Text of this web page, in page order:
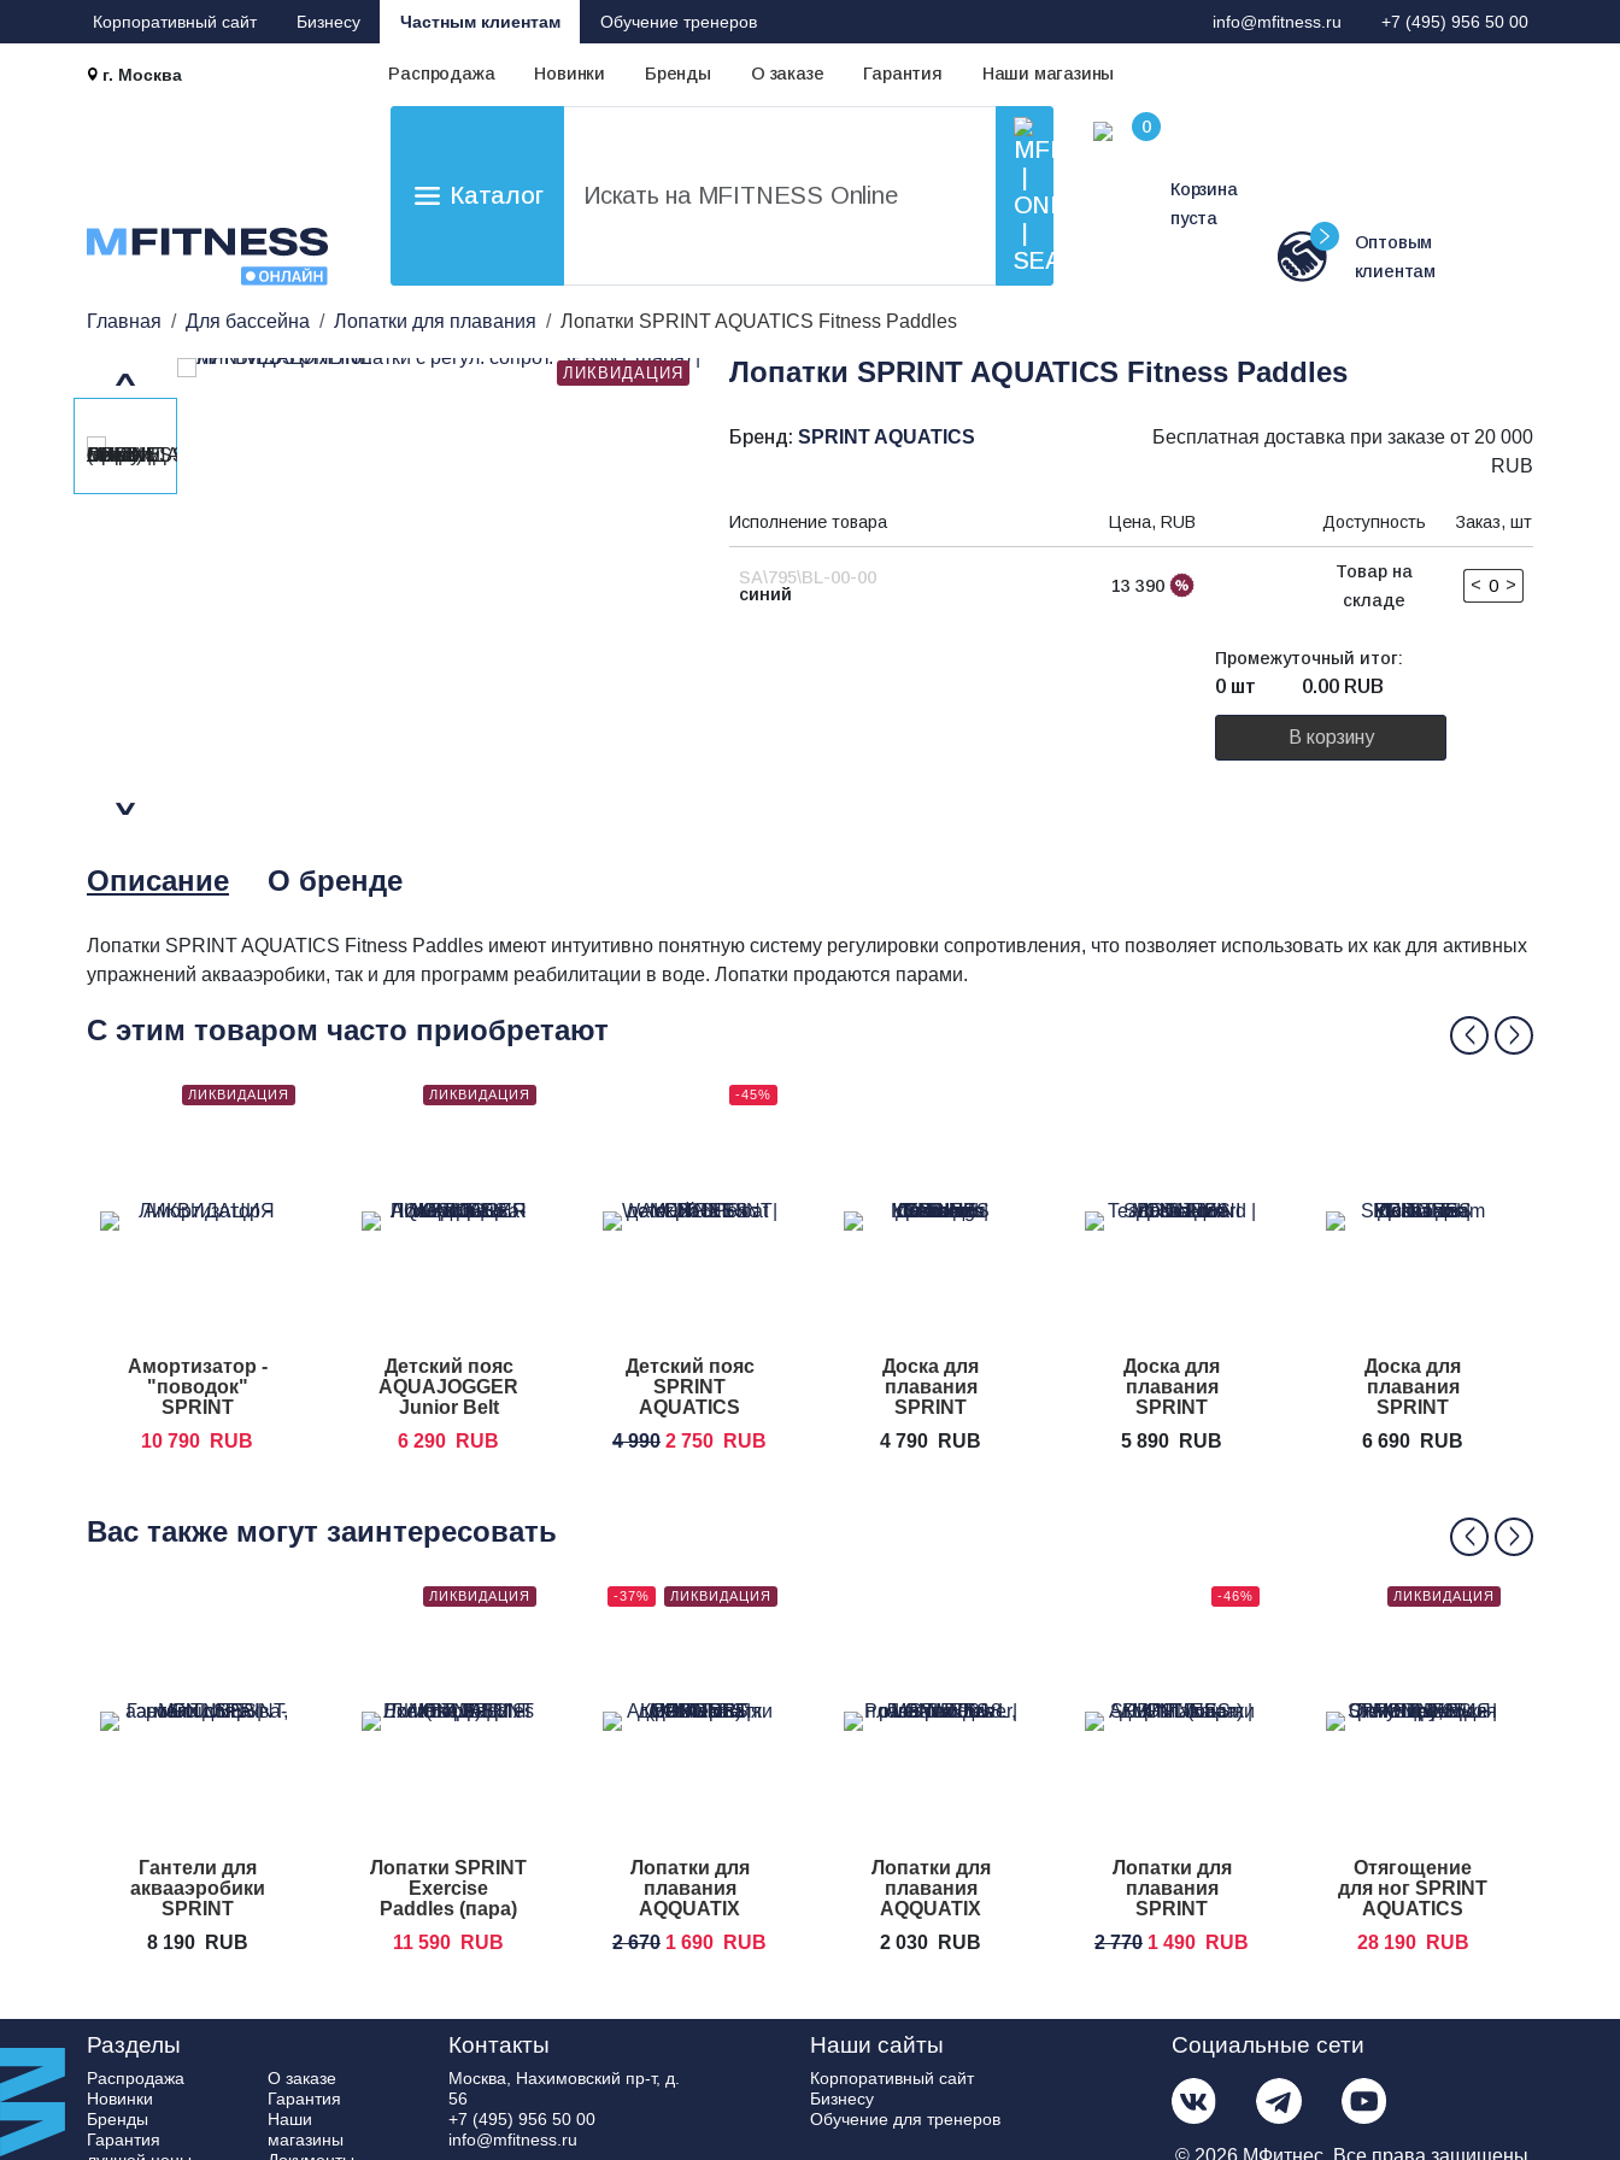
Корпоративный сайт Бизнесу Частным клиентам Обучение тренеров info@mfitness.ru +7 (495) 956 50 00
г. Москва Распродажа Новинки Бренды О заказе Гарантия Наши магазины
Каталог
Корзина
пуста
Оптовым
клиентам
Главная Для бассейна Лопатки для плавания Лопатки SPRINT AQUATICS Fitness Paddles
ЛИКВИДАЦИЯ Лопатки SPRINT AQUATICS Fitness Paddles
Бренд: SPRINT AQUATICS
Бесплатная доставка при заказе от 20 000
RUB
Исполнение товара Цена, RUB Доступность Заказ, шт
SA\795\BL-00-00
синий
13 390
Товар на
складе
< >
Промежуточный итог:
0 шт 0.00 RUB
В корзину
Описание О бренде
Лопатки SPRINT AQUATICS Fitness Paddles имеют интуитивно понятную систему регулировки сопротивления, что позволяет использовать их как для активных
упражнений аквааэробики, так и для программ реабилитации в воде. Лопатки продаются парами.
С этим товаром часто приобретают
ЛИКВИДАЦИЯ
Амортизатор -
"поводок"
SPRINT
Sprinter Teether
10 790 RUB
ЛИКВИДАЦИЯ
Детский пояс
AQUAJOGGER
Junior Belt
6 290
RUB
-45%
Детский пояс
SPRINT
AQUATICS
4 990 2 750 RUB
Доска для
плавания
SPRINT
Children's
4 790 RUB
Доска для
плавания
SPRINT
Team Kickboard
5 890 RUB
Доска для
плавания
SPRINT
Kickboard
6 690 RUB
Вас также могут заинтересовать
Гантели для
аквааэробики
SPRINT
Bells
8 190 RUB
ЛИКВИДАЦИЯ
Лопатки SPRINT
Exercise
Paddles (пара)
11 590
RUB
-37% ЛИКВИДАЦИЯ
Лопатки для
плавания
AQQUATIX
2 670 1 690 RUB
Лопатки для
плавания
AQQUATIX
2 030 RUB
-46%
Лопатки для
плавания
SPRINT
Paddles
2 770 1 490 RUB
ЛИКВИДАЦИЯ
Отягощение
для ног SPRINT
AQUATICS
28 190
RUB
Разделы Контакты Наши сайты Социальные сети
Распродажа
Новинки
Бренды
Гарантия
О заказе
Гарантия
Наши
магазины
Москва, Нахимовский пр-т, д.
56
+7 (495) 956 50 00
info@mfitness.ru
Корпоративный сайт
Бизнесу
Обучение для тренеров
© 2026 МФитнес. Все права защищены.